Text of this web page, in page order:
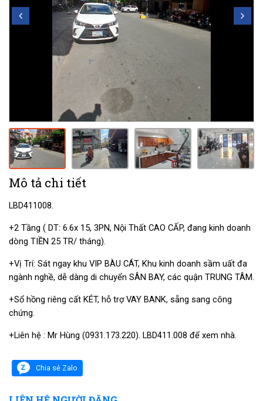
Mô tả chi tiết
LBD411008.
+2 Tầng ( DT: 6.6x 15, 3PN, Nội Thất CAO CẤP, đang kinh doanh
dòng TIỀN 25 TR/ tháng).
+Vị Trí: Sát ngay khu VIP BÀU CÁT, Khu kinh doanh sầm uất đa
ngành nghề, dễ dàng di chuyển SÂN BAY, các quận TRUNG TÂM.
+Sổ hồng riêng cất KÉT, hỗ trợ VAY BANK, sẵng sang công
chứng.
+Liên hệ : Mr Hùng (0931.173.220). LBD411.008 để xem nhà.
Chia sẻ Zalo